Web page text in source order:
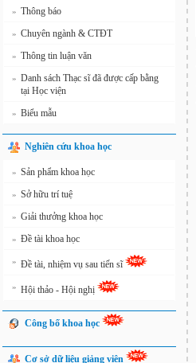
» Thông báo
» Chuyên ngành & CTĐT
» Thông tin luận văn
» Danh sách Thạc sĩ đã được cấp bằng
tại Học viện
» Biểu mẫu
Nghiên cứu khoa học
» Sản phẩm khoa học
» Sở hữu trí tuệ
» Giải thưởng khoa học
» Đề tài khoa học
» Đề tài, nhiệm vụ sau tiến sĩ
» Hội thảo - Hội nghị
Công bố khoa học
Cơ sở dữ liệu giảng viên